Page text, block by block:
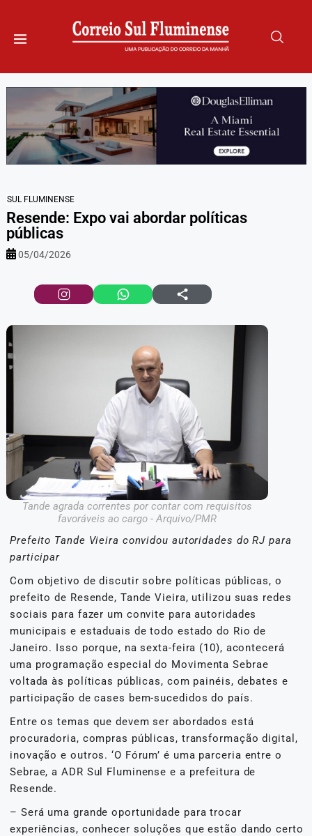
SUL FLUMINENSE
Resende: Expo vai abordar políticas
públicas
05/04/2026
Tande agrada correntes por contar com requisitos
favoráveis ao cargo - Arquivo/PMR
Prefeito Tande Vieira convidou autoridades do RJ para
participar
Com objetivo de discutir sobre políticas públicas, o
prefeito de Resende, Tande Vieira, utilizou suas redes
sociais para fazer um convite para autoridades
municipais e estaduais de todo estado do Rio de
Janeiro. Isso porque, na sexta-feira (10), acontecerá
uma programação especial do Movimenta Sebrae
voltada às políticas públicas, com painéis, debates e
participação de cases bem-sucedidos do país.
Entre os temas que devem ser abordados está
procuradoria, compras públicas, transformação digital,
inovação e outros. ‘O Fórum’ é uma parceria entre o
Sebrae, a ADR Sul Fluminense e a prefeitura de
Resende.
– Será uma grande oportunidade para trocar
experiências, conhecer soluções que estão dando certo